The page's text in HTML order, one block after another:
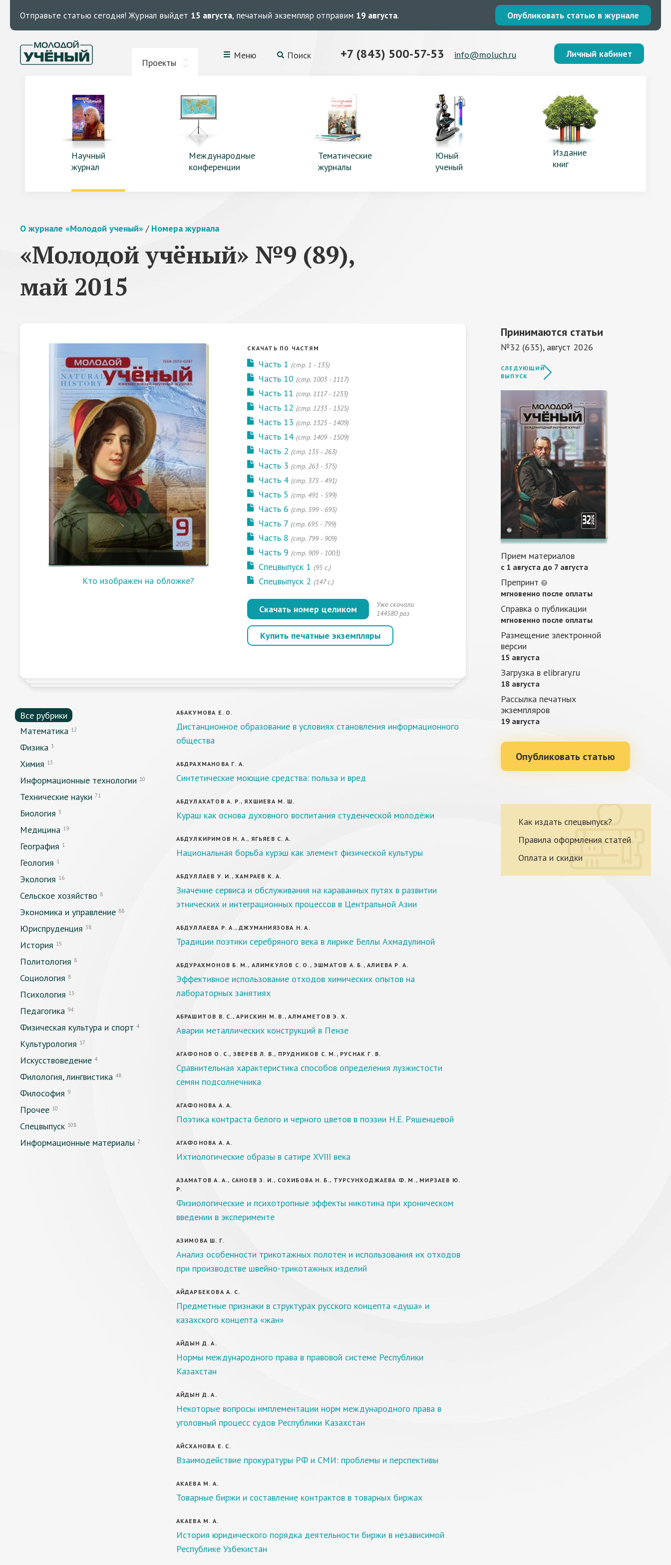
Отправьте статью сегодня! Журнал выйдет 15 августа, печатный экземпляр отправим 19 августа. Опубликовать статью в журнале
Проекты
Меню Поиск +7 (843) 500-57-53 info@moluch.ru Личный кабинет
Научный
журнал
Международные
конференции
Тематические
журналы
Юный
ученый
Издание
книг
О журнале «Молодой ученый» / Номера журнала
«Молодой учёный» №9 (89),
май 2015
Кто изображен на обложке?
СКАЧАТЬ ПО ЧАСТЯМ
Часть 1 (cтр. 1 - 135)
Часть 10 (cтр. 1003 - 1117)
Часть 11 (cтр. 1117 - 1233)
Часть 12 (cтр. 1233 - 1325)
Часть 13 (cтр. 1325 - 1409)
Часть 14 (cтр. 1409 - 1509)
Часть 2 (cтр. 135 - 263)
Часть 3 (cтр. 263 - 375)
Часть 4 (cтр. 375 - 491)
Часть 5 (cтр. 491 - 599)
Часть 6 (cтр. 599 - 695)
Часть 7 (cтр. 695 - 799)
Часть 8 (cтр. 799 - 909)
Часть 9 (cтр. 909 - 1003)
Спецвыпуск 1 (95 с.)
Спецвыпуск 2 (147 с.)
Скачать номер целиком
Уже скачали
144580 раз
Купить печатные экземпляры
Все рубрики
Математика 12
Физика 3
Химия 13
Информационные технологии 10
Технические науки 71
Биология 3
Медицина 19
География 1
Геология 1
Экология 16
Сельское хозяйство 8
Экономика и управление 88
Юриспруденция 38
История 15
Политология 8
Социология 8
Психология 13
Педагогика 94
Физическая культура и спорт 4
Культурология 17
Искусствоведение 4
Филология, лингвистика 48
Философия 9
Прочее 10
Спецвыпуск 108
Информационные материалы 2
АБАКУМОВА Е. О.
Дистанционное образование в условиях становления информационного
общества
АБДРАХМАНОВА Г. А.
Синтетические моющие средства: польза и вред
АБДУЛАХАТОВ А. Р., ЯХШИЕВА М. Ш.
Кураш как основа духовного воспитания студенческой молодёжи
АБДУЛКИРИМОВ Н. А., ЯГЬЯЕВ С. А.
Национальная борьба курэш как элемент физической культуры
АБДУЛЛАЕВ У. И., ХАМРАЕВ К. A.
Значение сервиса и обслуживания на караванных путях в развитии
этнических и интеграционных процессов в Центральной Азии
АБДУЛЛАЕВА Р. А., ДЖУМАНИЯЗОВА Н. А.
Традиции поэтики серебряного века в лирике Беллы Ахмадулиной
АБДУРАХМОНОВ Б. М., АЛИМКУЛОВ С. О., ЭШМАТОВ А. Б., АЛИЕВА Р. А.
Эффективное использование отходов химических опытов на
лабораторных занятиях
АБРАШИТОВ В. С., АРИСКИН М. В., АЛМАМЕТОВ Э. Х.
Аварии металлических конструкций в Пензе
АГАФОНОВ О. С., ЗВЕРЕВ Л. В., ПРУДНИКОВ С. М., РУСНАК Г. В.
Сравнительная характеристика способов определения лузжистости
семян подсолнечника
АГАФОНОВА А. А.
Поэтика контраста белого и черного цветов в поэзии Н.Е. Ряшенцевой
АГАФОНОВА А. А.
Ихтиологические образы в сатире XVIII века
АЗАМАТОВ А. А., САНОЕВ З. И., СОХИБОВА Н. Б., ТУРСУНХОДЖАЕВА Ф. М., МИРЗАЕВ Ю.
Р.
Физиологические и психотропные эффекты никотина при хроническом
введении в эксперименте
АЗИМОВА Ш. Г.
Анализ особенности трикотажных полотен и использования их отходов
при производстве швейно-трикотажных изделий
АЙДАРБЕКОВА А. С.
Предметные признаки в структурах русского концепта «душа» и
казахского концепта «жан»
АЙДЫН Д. А.
Нормы международного права в правовой системе Республики
Казахстан
АЙДЫН Д. А.
Некоторые вопросы имплементации норм международного права в
уголовный процесс судов Республики Казахстан
АЙСХАНОВА Е. С.
Взаимодействие прокуратуры РФ и СМИ: проблемы и перспективы
АКАЕВА М. А.
Товарные биржи и составление контрактов в товарных биржах
АКАЕВА М. А.
История юридического порядка деятельности биржи в независимой
Республике Узбекистан
Принимаются статьи
№32 (635), август 2026
СЛЕДУЮЩИЙ
ВЫПУСК
Прием материалов
c 1 августа до 7 августа
Препринт
мгновенно после оплаты
Справка о публикации
мгновенно после оплаты
Размещение электронной
версии
15 августа
Загрузка в elibrary.ru
18 августа
Рассылка печатных
экземпляров
19 августа
Опубликовать статью
Как издать спецвыпуск?
Правила оформления статей
Оплата и скидки